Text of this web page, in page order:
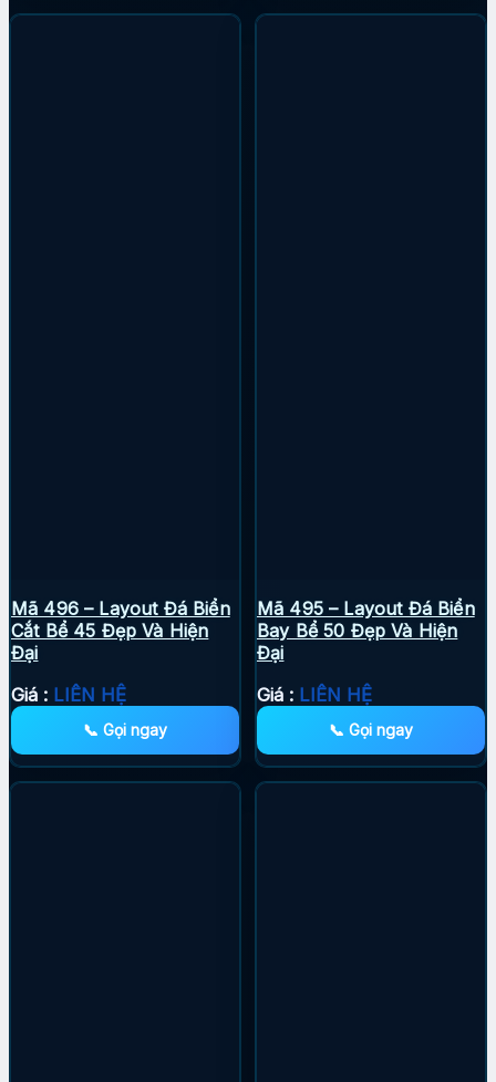
Mã 496 – Layout Đá Biển
Cắt Bể 45 Đẹp Và Hiện
Đại
Giá : LIÊN HỆ
📞 Gọi ngay
Mã 495 – Layout Đá Biển
Bay Bể 50 Đẹp Và Hiện
Đại
Giá : LIÊN HỆ
📞 Gọi ngay